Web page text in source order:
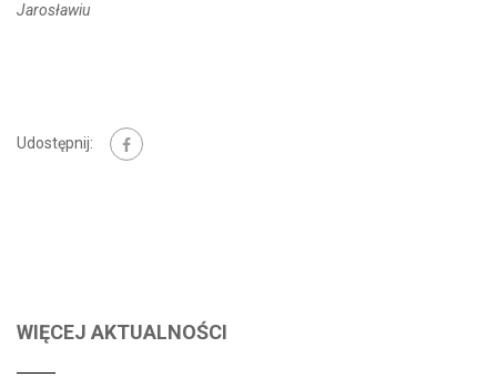
Jarosławiu
Udostępnij:
WIĘCEJ AKTUALNOŚCI